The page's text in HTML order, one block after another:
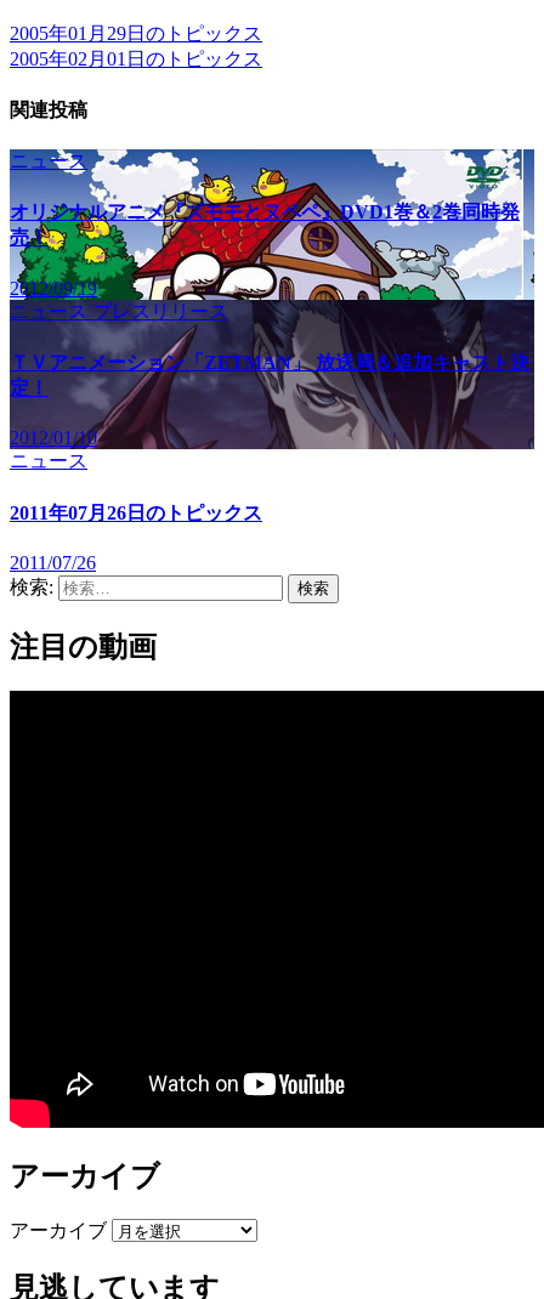
2005年01月29日のトピックス
2005年02月01日のトピックス
関連投稿
ニュース
オリジナルアニメ『ズモモとヌペペ』DVD1巻＆2巻同時発
売！
2012/09/19
ニュース プレスリリース
ＴＶアニメーション「ZETMAN」 放送局＆追加キャスト決
定！
2012/01/10
ニュース
2011年07月26日のトピックス
2011/07/26
検索:
注目の動画
アーカイブ
アーカイブ
見逃しています